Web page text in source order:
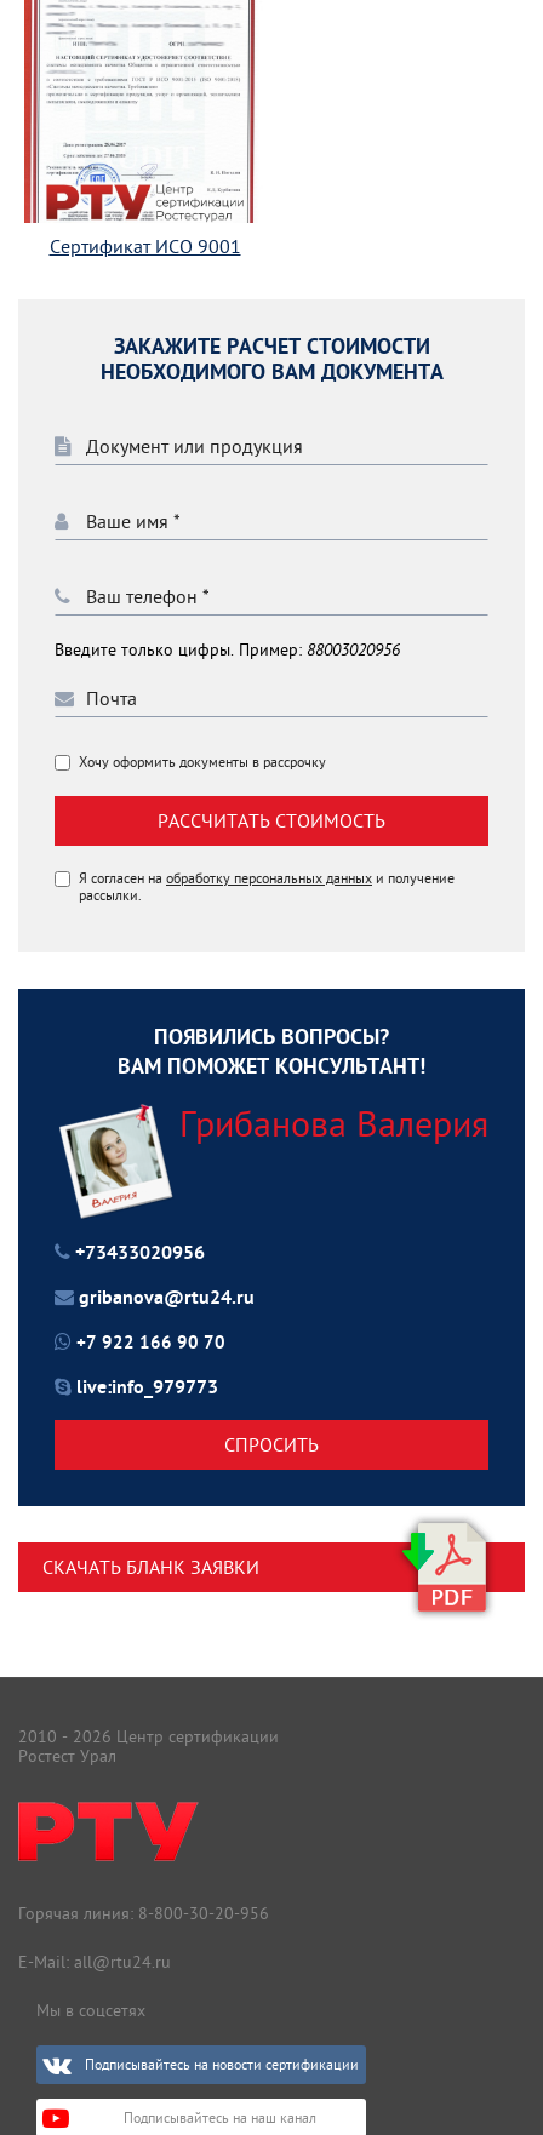
Сертификат ИСО 9001
ЗАКАЖИТЕ РАСЧЕТ СТОИМОСТИ
НЕОБХОДИМОГО ВАМ ДОКУМЕНТА
Введите только цифры. Пример: 88003020956
Хочу оформить документы в рассрочку
РАССЧИТАТЬ СТОИМОСТЬ
Я согласен на обработку персональных данных и получение
рассылки.
ПОЯВИЛИСЬ ВОПРОСЫ?
ВАМ ПОМОЖЕТ КОНСУЛЬТАНТ!
Грибанова Валерия
+73433020956
gribanova@rtu24.ru
+7 922 166 90 70
live:info_979773
СПРОСИТЬ
СКАЧАТЬ БЛАНК ЗАЯВКИ
2010 - 2026 Центр сертификации
Ростест Урал
Горячая линия: 8-800-30-20-956
E-Mail: all@rtu24.ru
Мы в соцсетях
Подписывайтесь на новости сертификации
Подписывайтесь на наш канал